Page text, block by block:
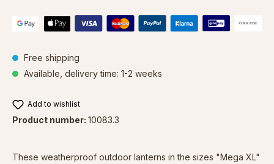
Free shipping
Available, delivery time: 1-2 weeks
Add to wishlist
Product number: 10083.3
These weatherproof outdoor lanterns in the sizes "Mega XL"